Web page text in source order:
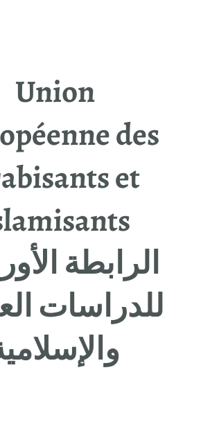
Union
des
et
الرابطة
للدراسات